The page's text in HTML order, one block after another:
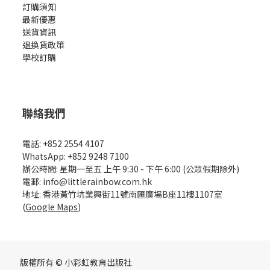
訂購須知
最新優惠
送貨資訊
退換貨政策
學校訂購
聯絡我們
電話: +852 2554 4107
WhatsApp: +852 9248 7100
辦公時間: 星期一至五 上午 9:30 - 下午 6:00 (公眾假期除外)
電郵: info@littlerainbow.com.hk
地址: 香港黃竹坑業興街11號南匯廣場B座11樓1107室
(Google Maps)
版權所有 © 小彩虹教育出版社